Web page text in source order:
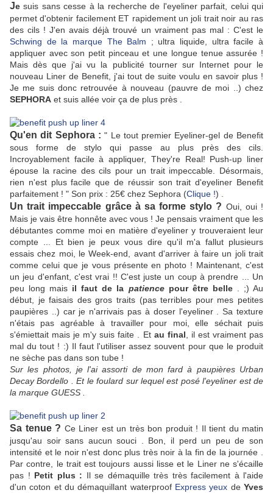
Je suis sans cesse à la recherche de l'eyeliner parfait, celui qui
permet d'obtenir facilement ET rapidement un joli trait noir au ras
des cils ! J'en avais déjà trouvé un vraiment pas mal : C'est le
Schwing de la marque The Balm ; ultra liquide, ultra facile à
appliquer avec son petit pinceau et une longue tenue assurée !
Mais dès que j'ai vu la publicité tourner sur Internet pour le
nouveau Liner de Benefit, j'ai tout de suite voulu en savoir plus !
Je me suis donc retrouvée à nouveau (pauvre de moi ..) chez
SEPHORA et suis allée voir ça de plus près .
Qu'en dit Sephora : " Le tout premier Eyeliner-gel de Benefit
sous forme de stylo qui passe au plus près des cils.
Incroyablement facile à appliquer, They're Real! Push-up liner
épouse la racine des cils pour un trait impeccable. Désormais,
rien n'est plus facile que de réussir son trait d'eyeliner Benefit
parfaitement ! " Son prix : 25€ chez Sephora (Clique !) .
Un trait impeccable grâce à sa forme stylo ? Oui, oui !
Mais je vais être honnête avec vous ! Je pensais vraiment que les
débutantes comme moi en matière d'eyeliner y trouveraient leur
compte ... Et bien je peux vous dire qu'il m'a fallut plusieurs
essais chez moi, le Week-end, avant d'arriver à faire un joli trait
comme celui que je vous présente en photo ! Maintenant, c'est
un jeu d'enfant, c'est vrai !! C'est juste un coup à prendre ... Un
peu long mais il faut de la patiencepour être belle. ;) Au
début, je faisais des gros traits (pas terribles pour mes petites
paupières ..) car je n'arrivais pas à doser l'eyeliner . Sa texture
n'étais pas agréable à travailler pour moi, elle séchait puis
s'émiettait mais je m'y suis faite . Etau final , il est vraiment pas
mal du tout ! :) Il faut l'utiliser assez souvent pour que le produit
ne sèche pas dans son tube !
Sur les photos, je l'ai assorti de mon fard à paupières Urban
Decay Bordello . Et le foulard sur lequel est posé l'eyeliner est de
la marque GUESS .
Sa tenue ? Ce Liner est un très bon produit ! Il tient du matin
jusqu'au soir sans aucun souci . Bon, il perd un peu de son
intensité et le noir n'est donc plus très noir à la fin de la journée .
Par contre, le trait est toujours aussi lisse et le Liner ne s'écaille
pas ! Petit plus : Il se démaquille très très facilement à l'aide
d'un coton et du démaquillant waterproof Express yeux deYves